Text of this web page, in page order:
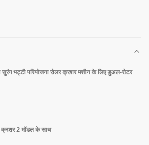
भट्टी परियोजना रोलर क्रशर मशीन के लिए डुअल-रोटर
क्रशर 2 मॉडल के साथ